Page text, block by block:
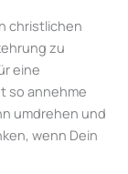
christlichen
zu
eine
so annehme
umdrehen und
wenn Dein